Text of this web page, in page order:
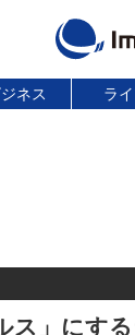
ネス ラ
ス」にす